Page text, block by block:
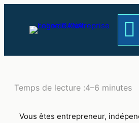
Temps de lecture :4–6 minutes
Vous êtes entrepreneur,